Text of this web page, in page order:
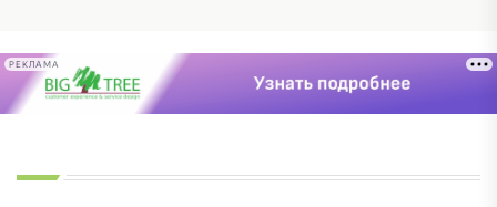
РЕКЛАМА